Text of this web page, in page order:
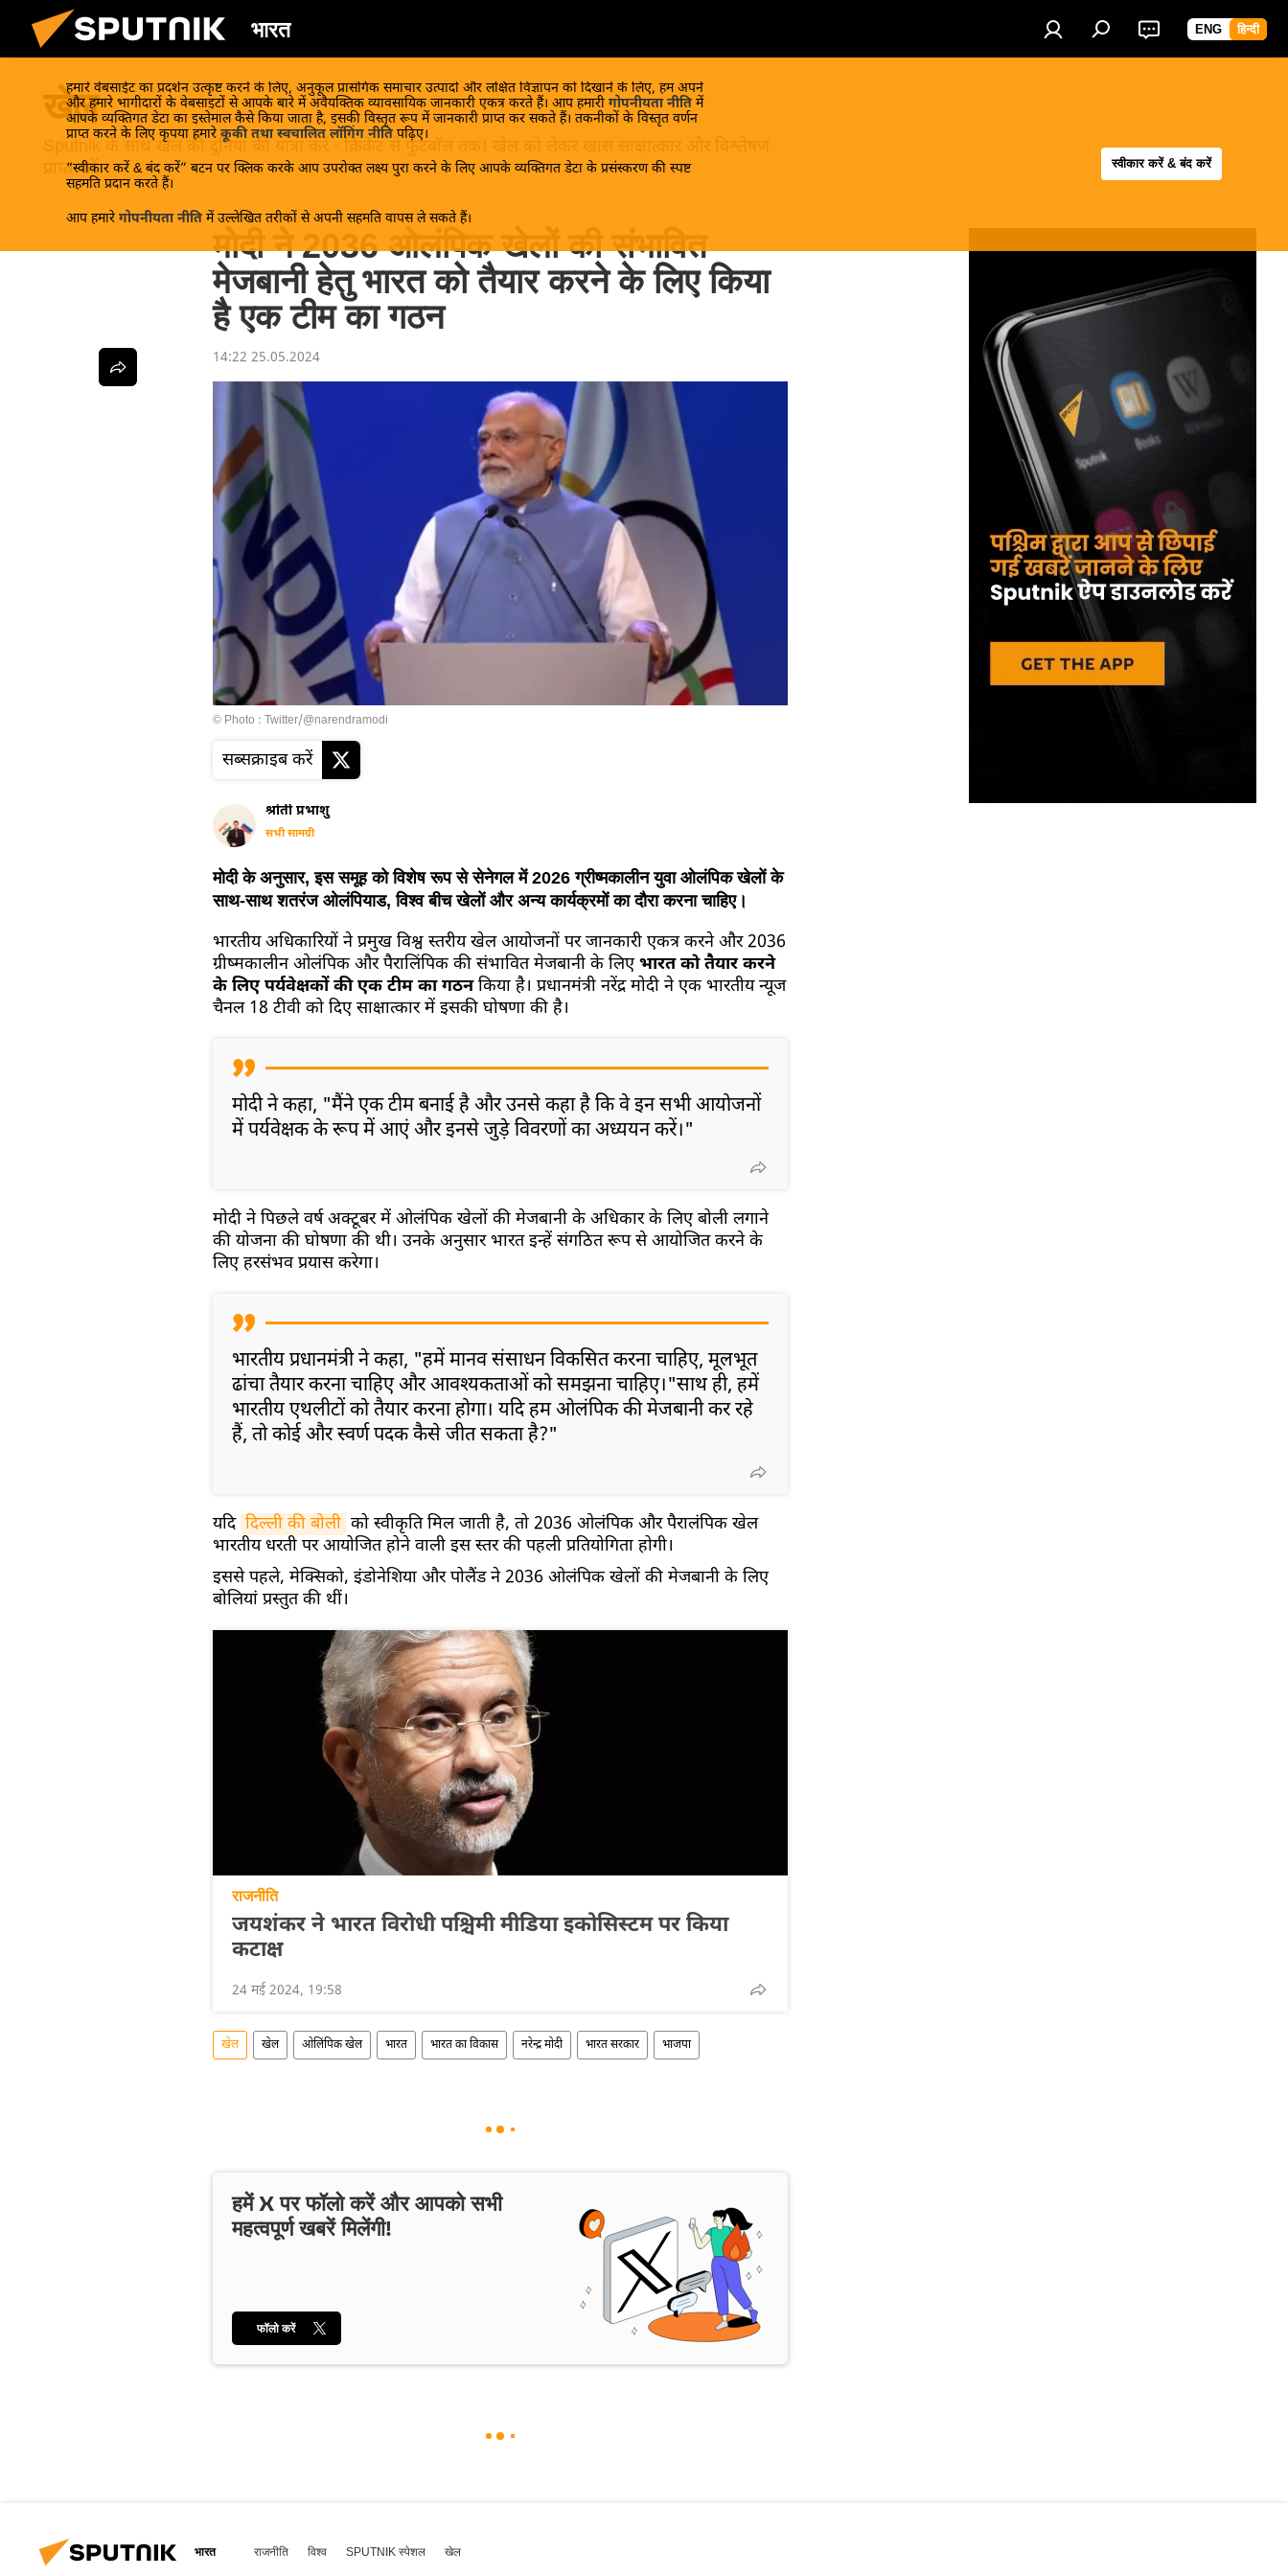
भारत ENG हिन्दी
हमारे वेबसाईट का प्रदर्शन उत्कृष्ट करने के लिए, अनुकूल प्रासंगिक समाचार उत्पादों और लक्षित विज्ञापन को दिखाने के लिए, हम अपने
और हमारे भागीदारों के वेबसाइटों से आपके बारे में अवैयक्तिक व्यावसायिक जानकारी एकत्र करते हैं। आप हमारी गोपनीयता नीति में
आपके व्यक्तिगत डेटा का इस्तेमाल कैसे किया जाता है, इसकी विस्तृत रूप में जानकारी प्राप्त कर सकते हैं। तकनीकों के विस्तृत वर्णन
प्राप्त करने के लिए कृपया हमारे कूकी तथा स्वचालित लॉगिंग नीति पढ़िए।
“स्वीकार करें & बंद करें” बटन पर क्लिक करके आप उपरोक्त लक्ष्य पुरा करने के लिए आपके व्यक्तिगत डेटा के प्रसंस्करण की स्पष्ट
सहमति प्रदान करते हैं।
आप हमारे गोपनीयता नीति में उल्लेखित तरीकों से अपनी सहमति वापस ले सकते हैं।
स्वीकार करें & बंद करें
खेल
Sputnik के साथ खेल की दुनिया की यात्रा करें - क्रिकेट से फुटबॉल तक! खेल को लेकर खास साक्षात्कार और विश्लेषण
प्राप्त करें।
मोदी ने 2036 ओलंपिक खेलों की संभावित
मेजबानी हेतु भारत को तैयार करने के लिए किया
है एक टीम का गठन
14:22 25.05.2024
© Photo : Twitter/@narendramodi
सब्सक्राइब करें
श्रोती प्रभांशु
सभी सामग्री
मोदी के अनुसार, इस समूह को विशेष रूप से सेनेगल में 2026 ग्रीष्मकालीन युवा ओलंपिक खेलों के
साथ-साथ शतरंज ओलंपियाड, विश्व बीच खेलों और अन्य कार्यक्रमों का दौरा करना चाहिए।
भारतीय अधिकारियों ने प्रमुख विश्व स्तरीय खेल आयोजनों पर जानकारी एकत्र करने और 2036
ग्रीष्मकालीन ओलंपिक और पैरालिंपिक की संभावित मेजबानी के लिएभारत को तैयार करने
के लिए पर्यवेक्षकों की एक टीम का गठनकिया है। प्रधानमंत्री नरेंद्र मोदी ने एक भारतीय न्यूज
चैनल 18 टीवी को दिए साक्षात्कार में इसकी घोषणा की है।
मोदी ने कहा, "मैंने एक टीम बनाई है और उनसे कहा है कि वे इन सभी आयोजनों
में पर्यवेक्षक के रूप में आएं और इनसे जुड़े विवरणों का अध्ययन करें।"
मोदी ने पिछले वर्ष अक्टूबर में ओलंपिक खेलों की मेजबानी के अधिकार के लिए बोली लगाने
की योजना की घोषणा की थी। उनके अनुसार भारत इन्हें संगठित रूप से आयोजित करने के
लिए हरसंभव प्रयास करेगा।
भारतीय प्रधानमंत्री ने कहा, "हमें मानव संसाधन विकसित करना चाहिए, मूलभूत
ढांचा तैयार करना चाहिए और आवश्यकताओं को समझना चाहिए।"साथ ही, हमें
भारतीय एथलीटों को तैयार करना होगा। यदि हम ओलंपिक की मेजबानी कर रहे
हैं, तो कोई और स्वर्ण पदक कैसे जीत सकता है?"
यदि दिल्ली की बोली को स्वीकृति मिल जाती है, तो 2036 ओलंपिक और पैरालंपिक खेल
भारतीय धरती पर आयोजित होने वाली इस स्तर की पहली प्रतियोगिता होगी।
इससे पहले, मेक्सिको, इंडोनेशिया और पोलैंड ने 2036 ओलंपिक खेलों की मेजबानी के लिए
बोलियां प्रस्तुत की थीं।
राजनीति
जयशंकर ने भारत विरोधी पश्चिमी मीडिया इकोसिस्टम पर किया
कटाक्ष
24 मई 2024, 19:58
खेल खेल ओलिंपिक खेल भारत भारत का विकास नरेन्द्र मोदी भारत सरकार भाजपा
हमें X पर फॉलो करें और आपको सभी
महत्वपूर्ण खबरें मिलेंगी!
फॉलो करें
भारत राजनीति विश्व SPUTNIK स्पेशल खेल